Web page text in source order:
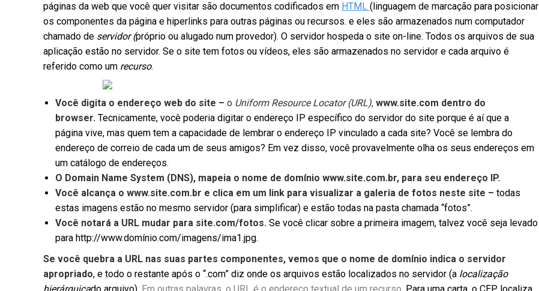
páginas da web que você quer visitar são documentos codificados em HTML (linguagem de marcação para posicionar
os componentes da página e hiperlinks para outras páginas ou recursos. e eles são armazenados num computador
chamado de servidor (próprio ou alugado num provedor). O servidor hospeda o site on-line. Todos os arquivos de sua
aplicação estão no servidor. Se o site tem fotos ou vídeos, eles são armazenados no servidor e cada arquivo é
referido como um recurso.
Você digita o endereço web do site – o Uniform Resource Locator (URL), www.site.com dentro do
browser. Tecnicamente, você poderia digitar o endereço IP específico do servidor do site porque é aí que a
página vive, mas quem tem a capacidade de lembrar o endereço IP vinculado a cada site? Você se lembra do
endereço de correio de cada um de seus amigos? Em vez disso, você provavelmente olha os seus endereços em
um catálogo de endereços.
O Domain Name System (DNS), mapeia o nome de domínio www.site.com.br, para seu endereço IP.
Você alcança o www.site.com.br e clica em um link para visualizar a galeria de fotos neste site – todas
estas imagens estão no mesmo servidor (para simplificar) e estão todas na pasta chamada “fotos”.
Você notará a URL mudar para site.com/fotos. Se você clicar sobre a primeira imagem, talvez você seja levado
para http://www.domínio.com/imagens/ima1.jpg.
Se você quebra a URL nas suas partes componentes, vemos que o nome de domínio indica o servidor
apropriado, e todo o restante após o “.com” diz onde os arquivos estão localizados no servidor (a localização